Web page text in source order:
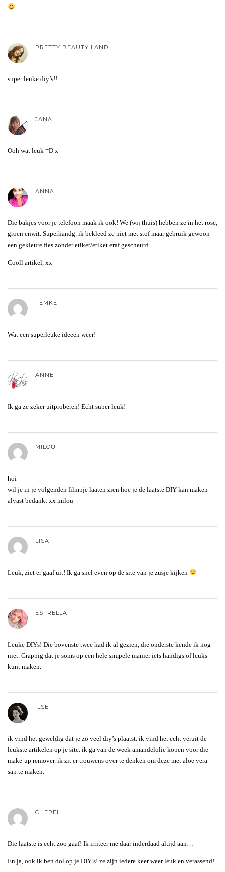
PRETTY BEAUTY LAND
super leuke diy’s!!
JANA
Ooh wat leuk =D x
ANNA
Die bakjes voor je telefoon maak ik ook! We (wij thuis) hebben ze in het rose,
groen enwit. Superhandg. ik bekleed ze niet met stof maar gebruik gewoon
een gekleure fles zonder etiket/etiket eraf gescheurd..
Cooll artikel, xx
FEMKE
Wat een superleuke ideeën weer!
ANNE
Ik ga ze zeker uitproberen! Echt super leuk!
MILOU
hoi
wil je in je volgenden filmpje laaten zien hoe je de laatste DIY kan maken
alvast bedankt xx milou
LISA
Leuk, ziet er gaaf uit! Ik ga snel even op de site van je zusje kijken
ESTRELLA
Leuke DIYs! Die bovenste twee had ik al gezien, die onderste kende ik nog
niet. Grappig dat je soms op een hele simpele manier iets handigs of leuks
kunt maken.
ILSE
ik vind het geweldig dat je zo veel diy’s plaatst. ik vind het echt veruit de
leukste artikelen op je site. ik ga van de week amandelolie kopen voor die
make-up remover. ik zit er trouwens over te denken om deze met aloe vera
sap te maken.
CHEREL
Die laatste is echt zoo gaaf! Ik irriteer me daar inderdaad altijd aan…
En ja, ook ik ben dol op je DIY’s! ze zijn iedere keer weer leuk en verassend!